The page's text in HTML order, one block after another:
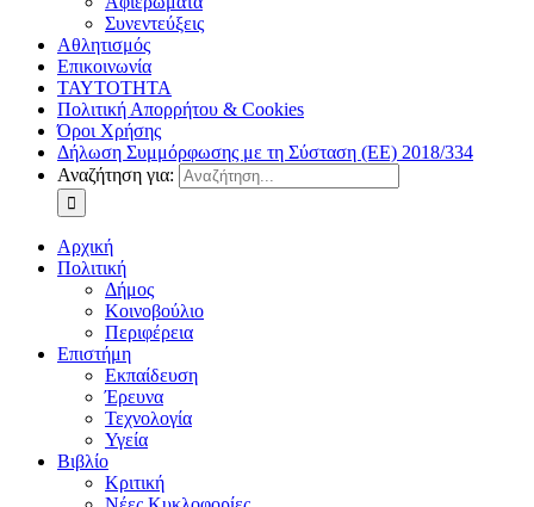
Συνεντεύξεις
Αθλητισμός
Επικοινωνία
ΤΑΥΤΟΤΗΤΑ
Πολιτική Απορρήτου & Cookies
Όροι Χρήσης
Δήλωση Συμμόρφωσης με τη Σύσταση (ΕΕ) 2018/334
Αναζήτηση για:
Αρχική
Πολιτική
Δήμος
Κοινοβούλιο
Περιφέρεια
Επιστήμη
Εκπαίδευση
Έρευνα
Τεχνολογία
Υγεία
Βιβλίο
Κριτική